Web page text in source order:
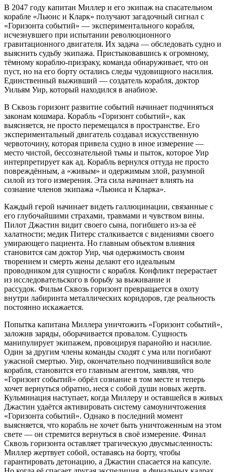
В 2047 году капитан Миллер и его экипаж на спасательном
корабле «Льюис и Кларк» получают загадочный сигнал с
«Горизонта событий» — экспериментального корабля,
исчезнувшего при испытании революционного
гравитационного двигателя. Их задача — обследовать судно и
выяснить судьбу экипажа. Пристыковавшись к огромному,
тёмному кораблю-призраку, команда обнаруживает, что он
пуст, но на его борту остались следы чудовищного насилия.
Единственный выживший — создатель корабля, доктор
Уильям Уир, который находился в анабиозе.
В Сквозь горизонт развитие событий начинает подчиняться
законам кошмара. Корабль «Горизонт событий», как
выясняется, не просто перемещался в пространстве. Его
экспериментальный двигатель создавал искусственную
червоточину, которая привела судно в иное измерение —
место чистой, бессознательной тьмы и пыток, которое Уир
интерпретирует как ад. Корабль вернулся оттуда не просто
повреждённым, а «живым» и одержимым злой, разумной
силой из того измерения. Эта сила начинает влиять на
сознание членов экипажа «Льюиса и Кларка».
Каждый герой начинает видеть галлюцинации, связанные с
его глубочайшими страхами, травмами и чувством вины.
Пилот Джастин видит своего сына, погибшего из-за её
халатности; медик Питерс сталкивается с видениями своего
умирающего пациента. Но главным объектом влияния
становится сам доктор Уир, чья одержимость своим
творением и смерть жены делают его идеальным
проводником для сущности с корабля. Конфликт перерастает
из исследовательского в борьбу за выживание и
рассудок. Фильм Сквозь горизонт превращается в охоту
внутри лабиринта металлических коридоров, где реальность
постоянно искажается.
Попытка капитана Миллера уничтожить «Горизонт событий»,
заложив заряды, оборачивается провалом. Сущность
манипулирует экипажем, провоцируя паранойю и насилие.
Один за другим члены команды сходят с ума или погибают
ужасной смертью. Уир, окончательно подчинившийся воле
корабля, становится его главным агентом, заявляя, что
«Горизонт событий» обрёл сознание в том месте и теперь
хочет вернуться обратно, неся с собой души новых жертв.
Кульминация наступает, когда Миллеру и оставшейся в живых
Джастин удаётся активировать систему самоуничтожения
«Горизонта событий». Однако в последний момент
выясняется, что корабль не хочет быть уничтоженным на этом
свете — он стремится вернуться в своё измерение. Финал
Сквозь горизонта оставляет трагическую двусмысленность:
Миллер жертвует собой, оставаясь на борту, чтобы
гарантировать детонацию, а Джастин спасается на капсуле.